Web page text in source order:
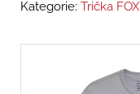
Kategorie: Trička FOX